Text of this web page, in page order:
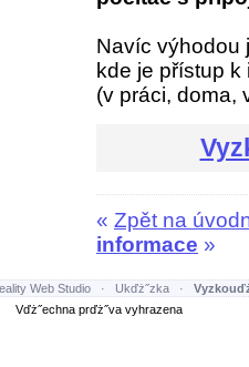
Navíc výhodou
kde je přístup k
(v práci, doma,
« Zpět na
informace »
Web Studio · Ukďż˝zka ·
prďż˝va vyhrazena